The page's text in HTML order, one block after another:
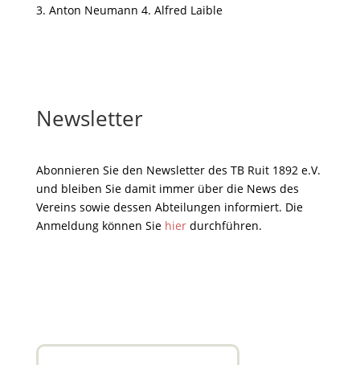
3. Anton Neumann 4. Alfred Laible
Newsletter
Abonnieren Sie den Newsletter des TB Ruit 1892 e.V.
und bleiben Sie damit immer über die News des
Vereins sowie dessen Abteilungen informiert. Die
Anmeldung können Sie hierdurchführen.